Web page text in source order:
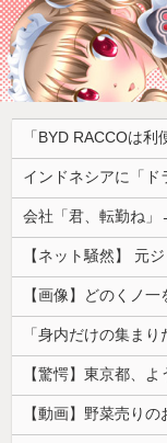
【画像】どのくノ
【驚愕】東京都、